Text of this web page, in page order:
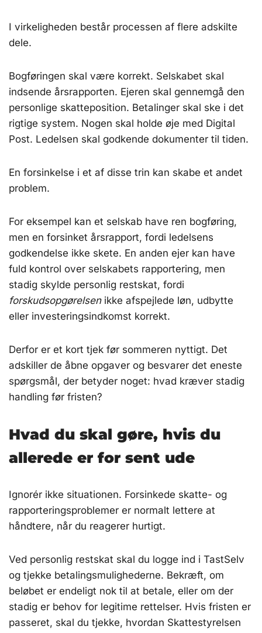
I virkeligheden består processen af flere adskilte
dele.
Bogføringen skal være korrekt. Selskabet skal
indsende årsrapporten. Ejeren skal gennemgå den
personlige skatteposition. Betalinger skal ske i det
rigtige system. Nogen skal holde øje med Digital
Post. Ledelsen skal godkende dokumenter til tiden.
En forsinkelse i et af disse trin kan skabe et andet
problem.
For eksempel kan et selskab have ren bogføring,
men en forsinket årsrapport, fordi ledelsens
godkendelse ikke skete. En anden ejer kan have
fuld kontrol over selskabets rapportering, men
stadig skylde personlig restskat, fordi
forskudsopgørelsenikke afspejlede løn, udbytte
eller investeringsindkomst korrekt.
Derfor er et kort tjek før sommeren nyttigt. Det
adskiller de åbne opgaver og besvarer det eneste
spørgsmål, der betyder noget: hvad kræver stadig
handling før fristen?
Hvad du skal gøre, hvis du
allerede er for sent ude
Ignorér ikke situationen. Forsinkede skatte- og
rapporteringsproblemer er normalt lettere at
håndtere, når du reagerer hurtigt.
Ved personlig restskat skal du logge ind i TastSelv
og tjekke betalingsmulighederne. Bekræft, om
beløbet er endeligt nok til at betale, eller om der
stadig er behov for legitime rettelser. Hvis fristen er
passeret, skal du tjekke, hvordan Skattestyrelsen